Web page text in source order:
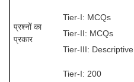
Study Kit for CGL Tier-1
प्रश्नों का
प्रकार
Tier-I: MCQs
Tier-II: MCQs
Tier-III: Descriptive
Tier-I: 200